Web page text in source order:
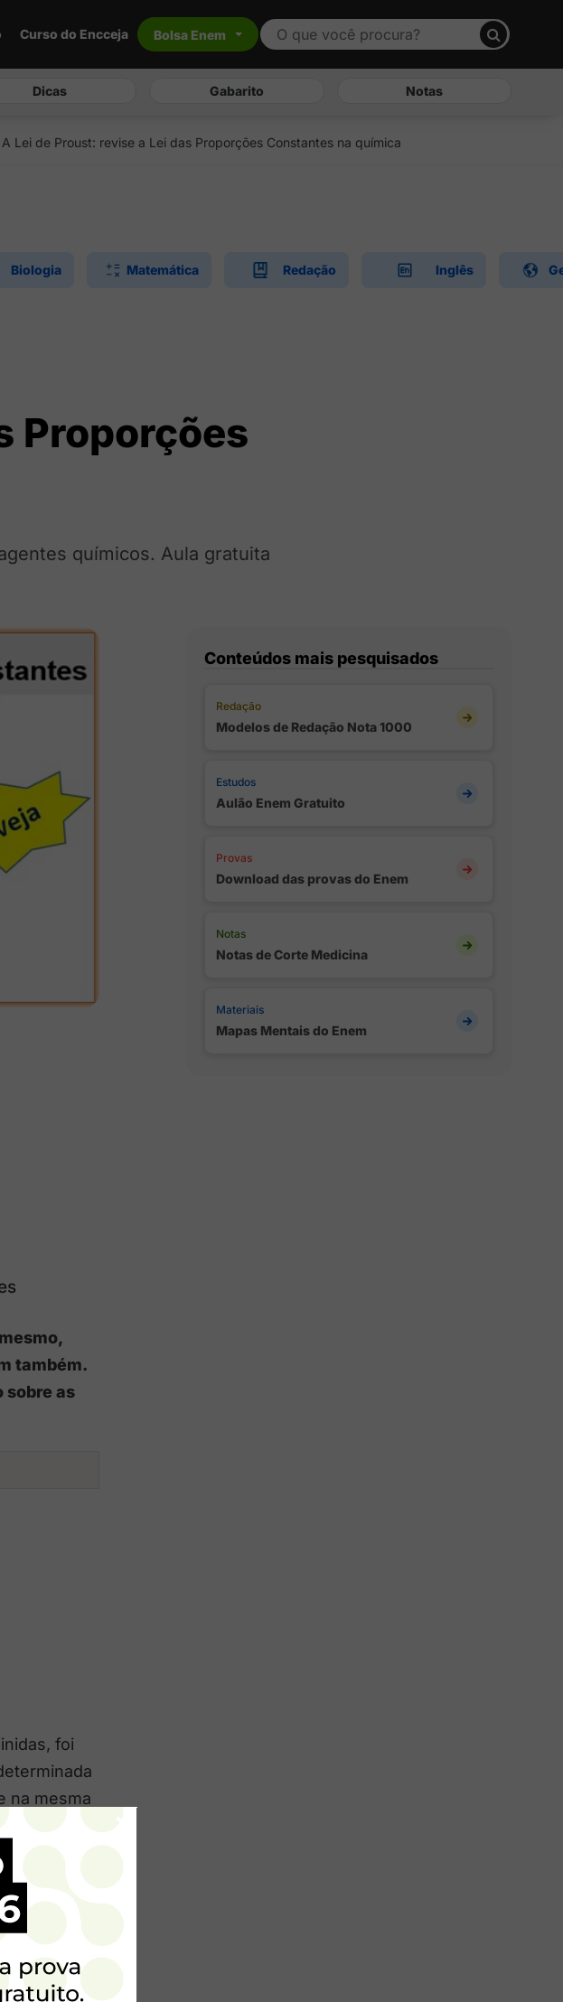
Curso do Encceja Bolsa Enem
Dicas Gabarito Notas
A Lei de Proust: revise a Lei das Proporções Constantes na química
Biologia Matemática Redação Inglês
Proporções
químicos. Aula gratuita
também.
sobre as
foi
na mesma
foi
11,1
ou
Conteúdos mais pesquisados
Redação
Modelos de Redação Nota 1000
Estudos
Aulão Enem Gratuito
Provas
Download das provas do Enem
Notas
Notas de Corte Medicina
Materiais
Mapas Mentais do Enem